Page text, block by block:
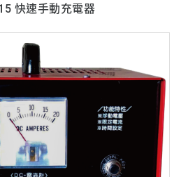
快速手動充電器